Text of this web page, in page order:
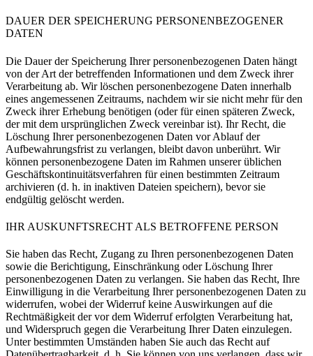
DAUER DER SPEICHERUNG PERSONENBEZOGENER
DATEN
Die Dauer der Speicherung Ihrer personenbezogenen Daten hängt
von der Art der betreffenden Informationen und dem Zweck ihrer
Verarbeitung ab. Wir löschen personenbezogene Daten innerhalb
eines angemessenen Zeitraums, nachdem wir sie nicht mehr für den
Zweck ihrer Erhebung benötigen (oder für einen späteren Zweck,
der mit dem ursprünglichen Zweck vereinbar ist). Ihr Recht, die
Löschung Ihrer personenbezogenen Daten vor Ablauf der
Aufbewahrungsfrist zu verlangen, bleibt davon unberührt. Wir
können personenbezogene Daten im Rahmen unserer üblichen
Geschäftskontinuitätsverfahren für einen bestimmten Zeitraum
archivieren (d. h. in inaktiven Dateien speichern), bevor sie
endgültig gelöscht werden.
IHR AUSKUNFTSRECHT ALS BETROFFENE PERSON
Sie haben das Recht, Zugang zu Ihren personenbezogenen Daten
sowie die Berichtigung, Einschränkung oder Löschung Ihrer
personenbezogenen Daten zu verlangen. Sie haben das Recht, Ihre
Einwilligung in die Verarbeitung Ihrer personenbezogenen Daten zu
widerrufen, wobei der Widerruf keine Auswirkungen auf die
Rechtmäßigkeit der vor dem Widerruf erfolgten Verarbeitung hat,
und Widerspruch gegen die Verarbeitung Ihrer Daten einzulegen.
Unter bestimmten Umständen haben Sie auch das Recht auf